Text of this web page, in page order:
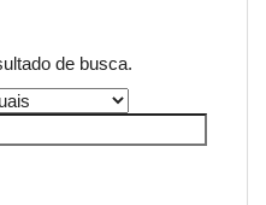
de busca.